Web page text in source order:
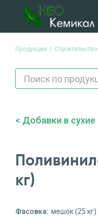
Продукция Строительство
Добавки в
кг)
Фасовка: мешок (25 кг)